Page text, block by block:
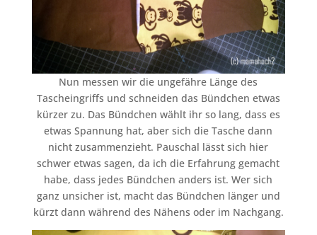
Nun messen wir die ungefähre Länge des
Tascheingriffs und schneiden das Bündchen etwas
kürzer zu. Das Bündchen wählt ihr so lang, dass es
etwas Spannung hat, aber sich die Tasche dann
nicht zusammenzieht. Pauschal lässt sich hier
schwer etwas sagen, da ich die Erfahrung gemacht
habe, dass jedes Bündchen anders ist. Wer sich
ganz unsicher ist, macht das Bündchen länger und
kürzt dann während des Nähens oder im Nachgang.